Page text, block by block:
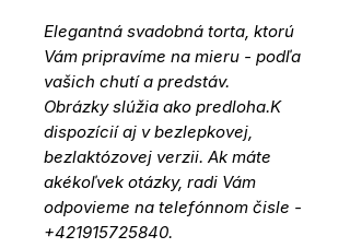
Elegantná svadobná torta, ktorú
Vám pripravíme na mieru - podľa
vašich chutí a predstáv.
Obrázky slúžia ako predloha.K
dispozícií aj v bezlepkovej,
bezlaktózovej verzii. Ak máte
akékoľvek otázky, radi Vám
odpovieme na telefónnom čisle -
+421915725840.